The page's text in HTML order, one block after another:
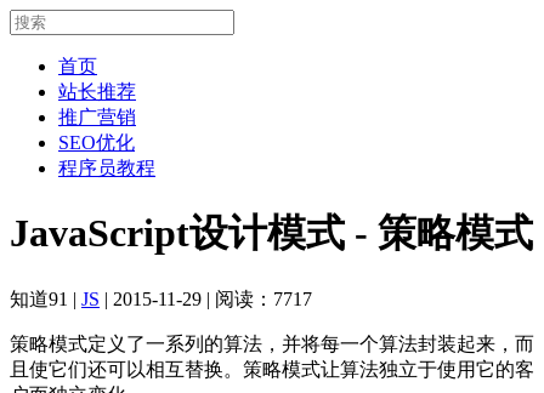
首页
站长推荐
推广营销
SEO优化
程序员教程
JavaScript设计模式 - 策略模式
知道91 | JS | 2015-11-29 | 阅读：7717
策略模式定义了一系列的算法，并将每一个算法封装起来，而
且使它们还可以相互替换。策略模式让算法独立于使用它的客